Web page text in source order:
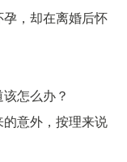
，却在离婚后怀
怎么办？
意外，按理来说